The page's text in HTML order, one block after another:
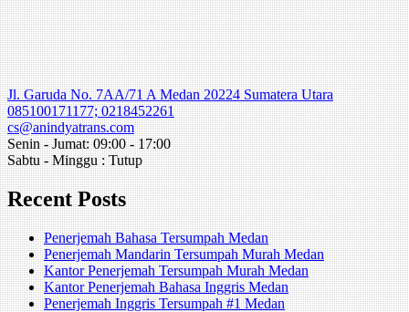
Jl. Garuda No. 7AA/71 A Medan 20224 Sumatera Utara
085100171177; 0218452261
cs@anindyatrans.com
Senin - Jumat: 09:00 - 17:00
Sabtu - Minggu : Tutup
Recent Posts
Penerjemah Bahasa Tersumpah Medan
Penerjemah Mandarin Tersumpah Murah Medan
Kantor Penerjemah Tersumpah Murah Medan
Kantor Penerjemah Bahasa Inggris Medan
Penerjemah Inggris Tersumpah #1 Medan